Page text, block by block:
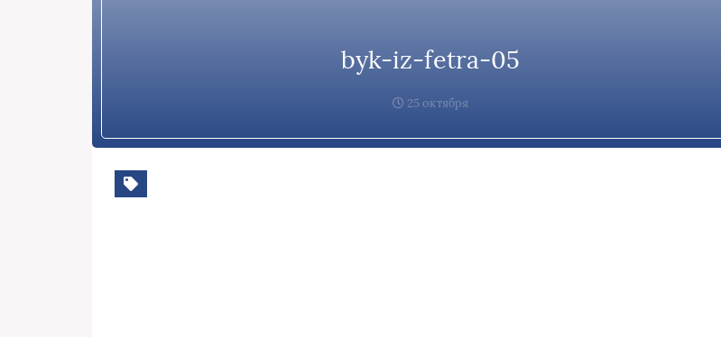
byk-iz-fetra-05
25 октября